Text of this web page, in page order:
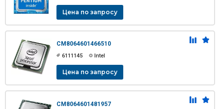
Цена по запросу
CM8064601466510
6111145 Intel
Цена по запросу
CM8064601481957